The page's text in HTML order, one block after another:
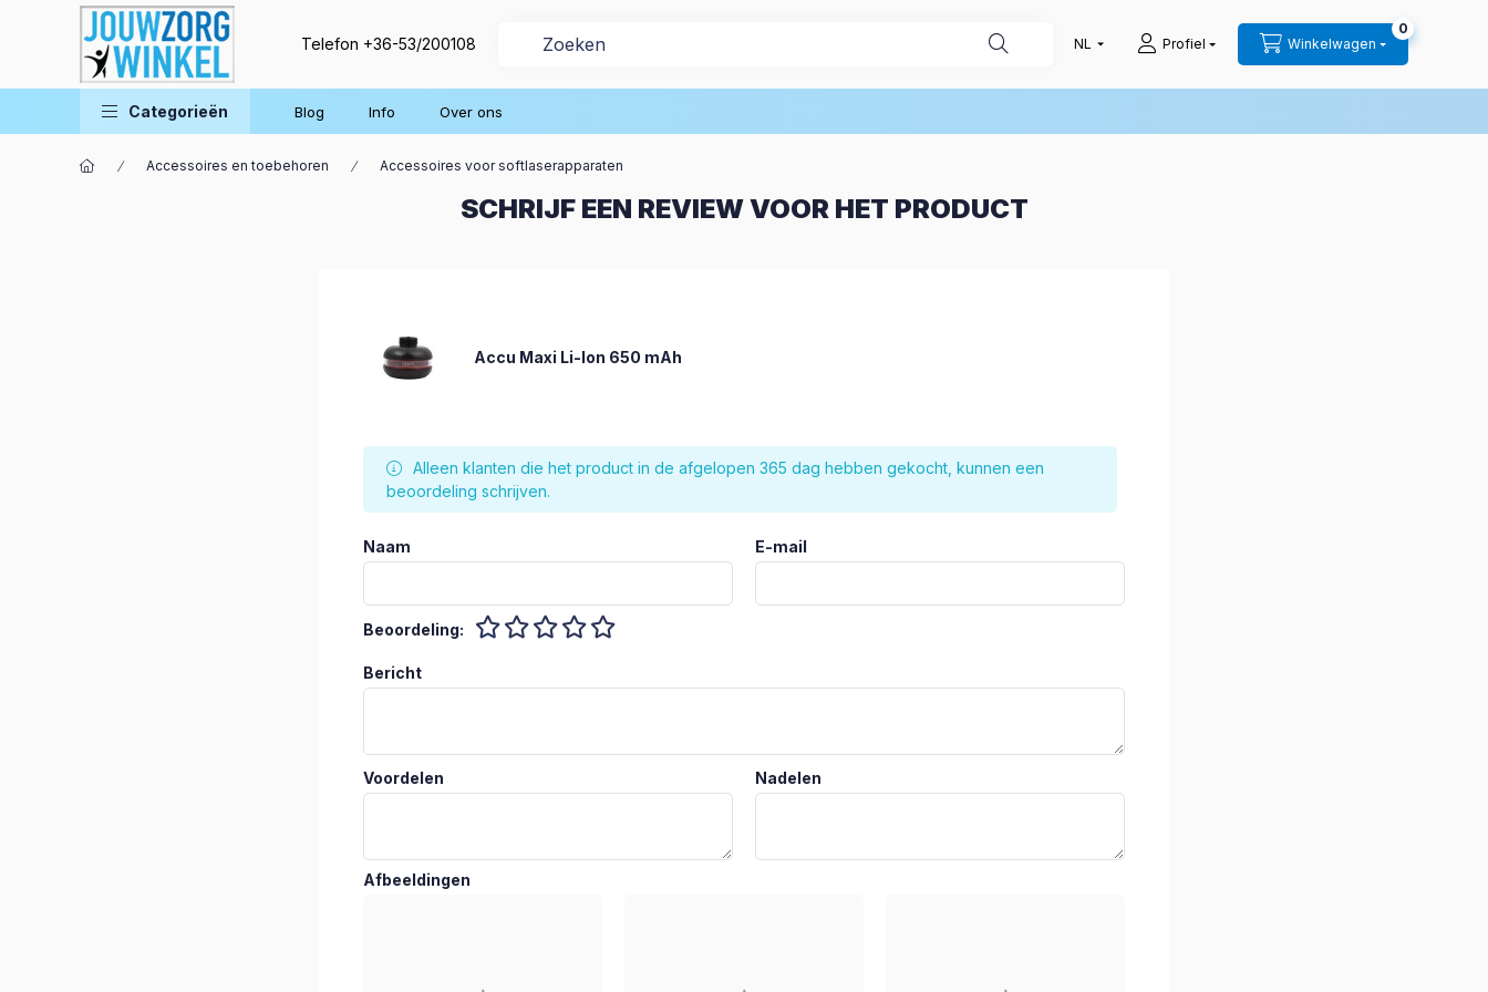
Telefon +36-53/200108 Profiel Winkelwagen
0
Categorieën Blog Info Over ons
Accessoires en toebehoren Accessoires voor softlaserapparaten
SCHRIJF EEN REVIEW VOOR HET PRODUCT
Accu Maxi Li-Ion 650 mAh
Alleen klanten die het product in de afgelopen 365 dag hebben gekocht, kunnen een
beoordeling schrijven.
Naam E-mail
Beoordeling:
Bericht
Voordelen Nadelen
Afbeeldingen